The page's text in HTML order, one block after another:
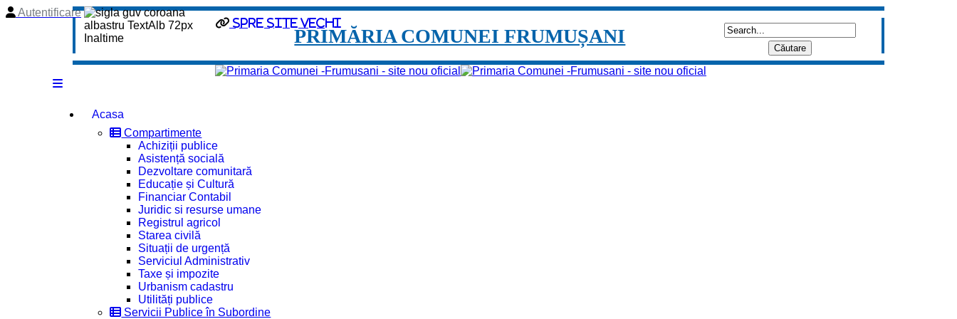
spre site vechi
Autentificare
PRIMĂRIA COMUNEI FRUMUȘANI
Acasa
Compartimente
Achiziții publice
Asistență socială
Dezvoltare comunitară
Educație și Cultură
Financiar Contabil
Juridic si resurse umane
Registrul agricol
Starea civilă
Situații de urgență
Serviciul Administrativ
Taxe și impozite
Urbanism cadastru
Utilități publice
Servicii Publice în Subordine